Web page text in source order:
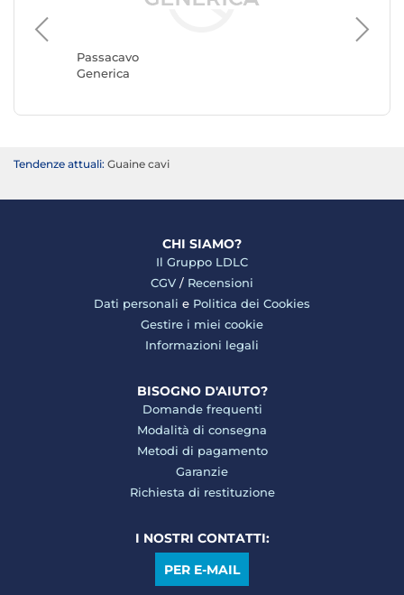
Passacavo
Generica
Goobay
Tendenze attuali: Guaine cavi
CHI SIAMO?
Il Gruppo LDLC
CGV / Recensioni
Dati personali e Politica dei Cookies
Gestire i miei cookie
Informazioni legali
BISOGNO D'AIUTO?
Domande frequenti
Modalità di consegna
Metodi di pagamento
Garanzie
Richiesta di restituzione
I NOSTRI CONTATTI:
PER E-MAIL